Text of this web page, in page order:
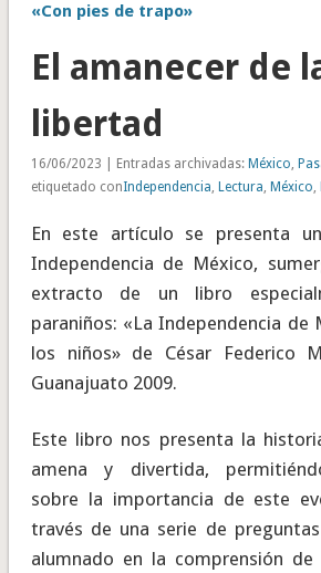
«Con pies de trapo»
El amanecer de
libertad
16/06/2023 | Entradas archivadas: México,
etiquetado conIndependencia, Lectura, México,
En este artículo se presenta
Independencia de México,
extracto de un libro
paraniños: «La Independencia de
los niños» de César Federico
Guanajuato 2009.
Este libro nos presenta la
amena y divertida,
sobre la importancia de este
través de una serie de
alumnado en la comprensión